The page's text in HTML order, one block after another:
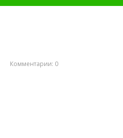
Комментарии: 0